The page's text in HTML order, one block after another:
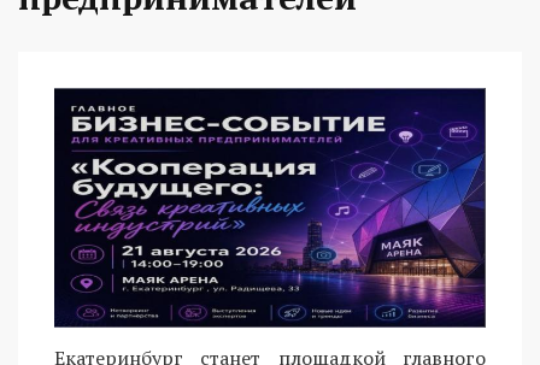
Екатеринбург станет площадкой главного